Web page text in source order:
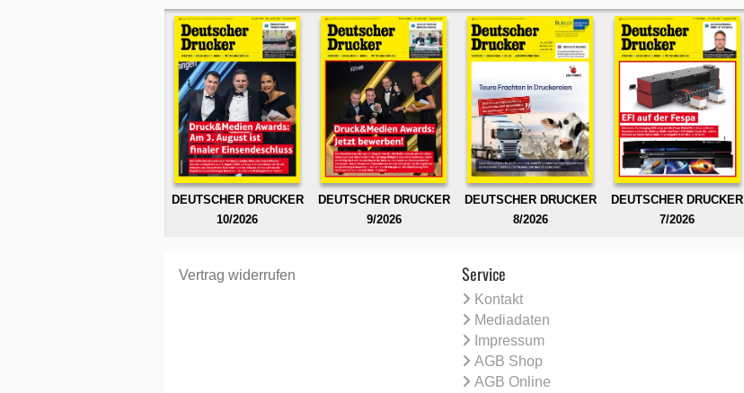
DEUTSCHER DRUCKER
10/2026
DEUTSCHER DRUCKER
9/2026
DEUTSCHER DRUCKER
8/2026
DEUTSCHER DRUCKER
7/2026
Vertrag widerrufen Service
Kontakt
Mediadaten
Impressum
AGB Shop
AGB Online